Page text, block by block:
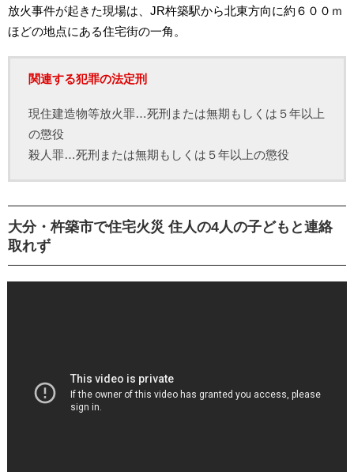
放火事件が起きた現場は、JR杵築駅から北東方向に約６００ｍ
ほどの地点にある住宅街の一角。
関連する犯罪の法定刑
現住建造物等放火罪…死刑または無期もしくは５年以上
の懲役
殺人罪…死刑または無期もしくは５年以上の懲役
大分・杵築市で住宅火災 住人の4人の子どもと連絡
取れず